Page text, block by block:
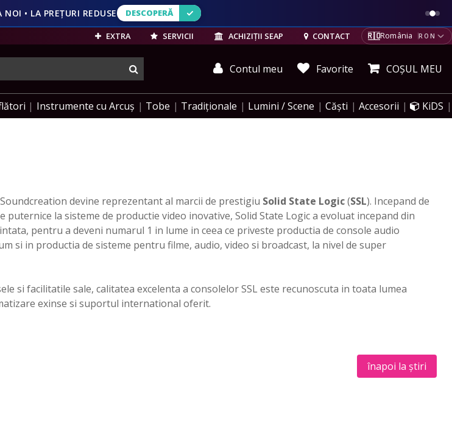
VEZI OFERTELE
NOI • LA PREȚURI REDUSE DESCOPERĂ
DESCOPERĂ
EXTRA SERVICII ACHIZIȚII SEAP CONTACT 🇷🇴România RON
Contul meu Favorite COȘUL MEU
Instrumente cu Arcuș Tobe Tradiționale Lumini / Scene Căști Accesorii KiDS
devine reprezentant al marcii de prestigiu Solid State Logic(SSL). Incepand de
puternice la sisteme de productie video inovative, Solid State Logic a evoluat incepand din
pentru a deveni numarul 1 in lume in ceea ce priveste productia de console audio
si in productia de sisteme pentru filme, audio, video si broadcast, la nivel de super
si facilitatile sale, calitatea excelenta a consolelor SSL este recunoscuta in toata lumea
exinse si suportul international oferit.
înapoi la știri